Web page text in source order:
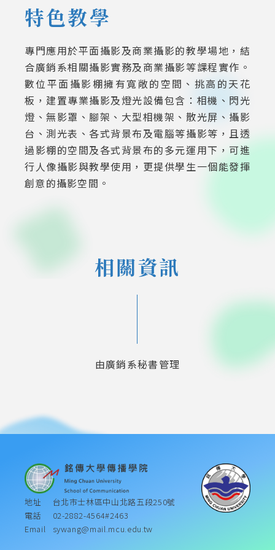
特色教學
專門應用於平面攝影及商業攝影的教學場地，結
合廣銷系相關攝影實務及商業攝影等課程實作。
數位平面攝影棚擁有寬敞的空間、挑高的天花
板，建置專業攝影及燈光設備包含：相機、閃光
燈、無影罩、腳架、大型相機架、散光屏、攝影
台、測光表、各式背景布及電腦等攝影等，且透
過影棚的空間及各式背景布的多元運用下，可進
行人像攝影與教學使用，更提供學生一個能發揮
創意的攝影空間。
相關資訊
由廣銷系秘書管理
地址
台北市士林區中山北路五段250號
電話
02-2882-4564#2463
Email
sywang@mail.mcu.edu.tw